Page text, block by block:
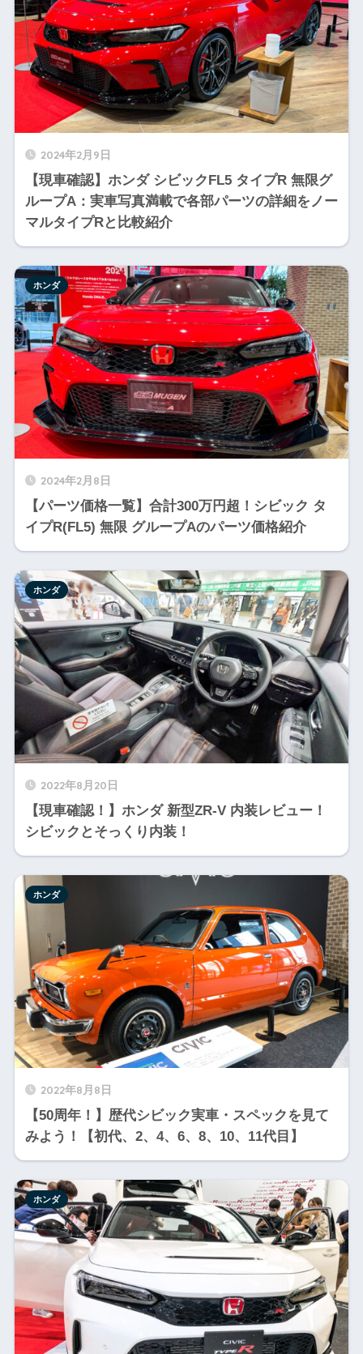
2024年2月9日
【現車確認】ホンダ シビックFL5 タイプR 無限グ
ループA：実車写真満載で各部パーツの詳細をノー
マルタイプRと比較紹介
2024年2月8日
【パーツ価格一覧】合計300万円超！シビック タ
イプR(FL5) 無限 グループAのパーツ価格紹介
ホンダ
2022年8月20日
【現車確認！】ホンダ 新型ZR-V 内装レビュー！
シビックとそっくり内装！
ホンダ
2022年8月8日
【50周年！】歴代シビック実車・スペックを見て
みよう！【初代、2、4、6、8、10、11代目】
ホンダ
ホンダ